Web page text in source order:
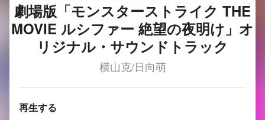
劇場版「モンスターストライク THE
MOVIE ルシファー 絶望の夜明け」オ
リジナル・サウンドトラック
横山克/日向萌
再生する